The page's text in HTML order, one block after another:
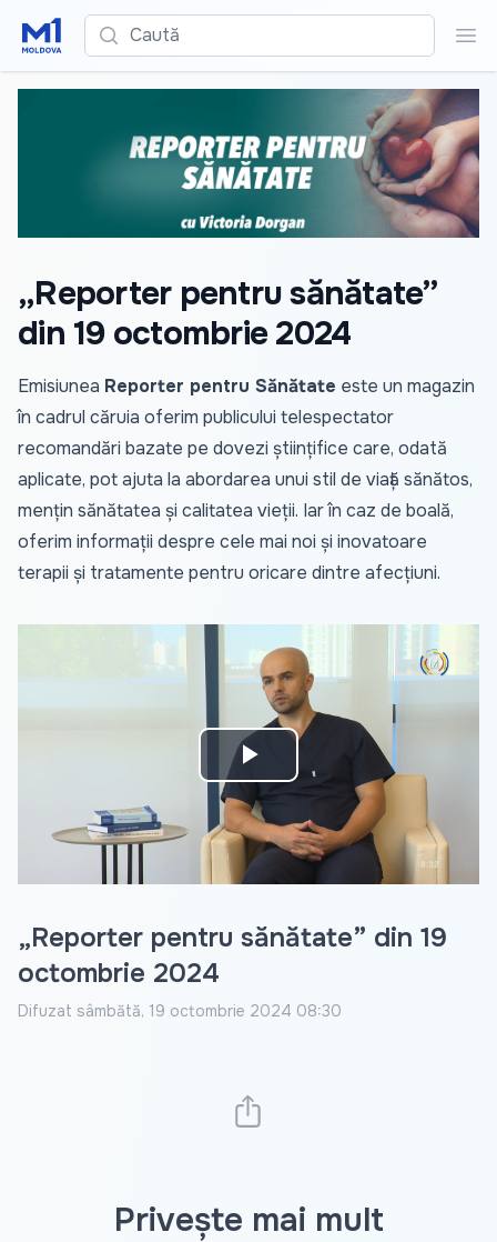
Caută
„Reporter pentru sănătate”
din 19 octombrie 2024
Emisiunea Reporter pentru Sănătate este un magazin
în cadrul căruia oferim publicului telespectator
recomandări bazate pe dovezi științifice care, odată
aplicate, pot ajuta la abordarea unui stil de viață sănătos,
mențin sănătatea și calitatea vieții. Iar în caz de boală,
oferim informații despre cele mai noi și inovatoare
terapii și tratamente pentru oricare dintre afecțiuni.
Play
Video
„Reporter pentru sănătate” din 19
octombrie 2024
Difuzat sâmbătă, 19 octombrie 2024 08:30
Privește mai mult